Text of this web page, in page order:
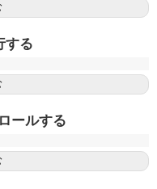
する
ールする